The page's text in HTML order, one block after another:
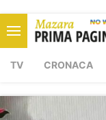
TV CRONACA